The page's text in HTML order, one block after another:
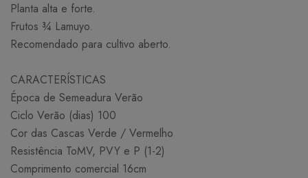
Planta alta e forte.
Frutos ¾ Lamuyo.
Recomendado para cultivo aberto.
CARACTERÍSTICAS
Época de Semeadura Verão
Ciclo Verão (dias) 100
Cor das Cascas Verde / Vermelho
Resistência ToMV, PVY e P (1-2)
Comprimento comercial 16cm